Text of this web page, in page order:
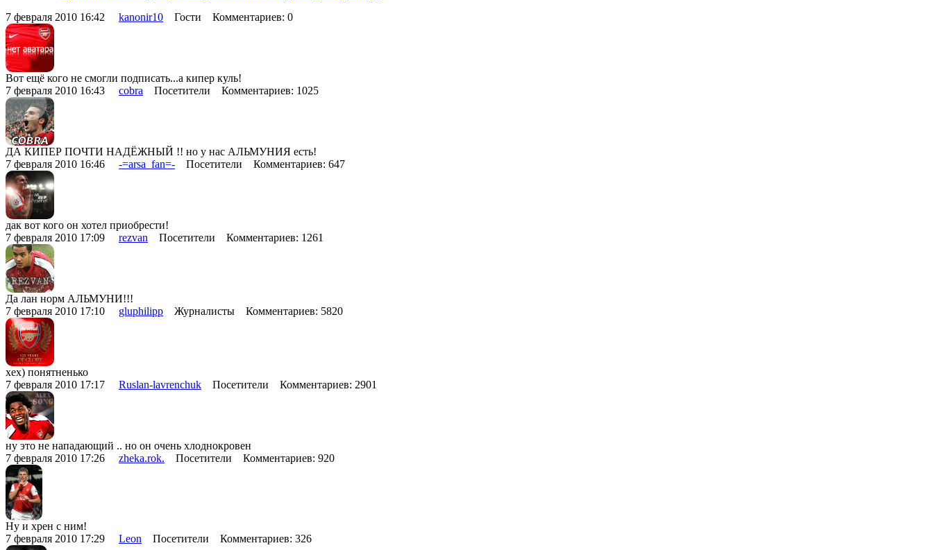
7 февраля 2010 16:42 kanonir10 Гости Комментариев: 0
Вот ещё кого не смогли подписать...а кипер куль!
7 февраля 2010 16:43 cobra Посетители Комментариев: 1025
ДА КИПЕР ПОЧТИ НАДЁЖНЫЙ !! но у нас АЛЬМУНИЯ есть!
7 февраля 2010 16:46 -=arsa_fan=- Посетители Комментариев: 647
дак вот кого он хотел приобрести!
7 февраля 2010 17:09 rezvan Посетители Комментариев: 1261
Да лан норм АЛЬМУНИ!!!
7 февраля 2010 17:10 gluphilipp Журналисты Комментариев: 5820
хех) понятненько
7 февраля 2010 17:17 Ruslan-lavrenchuk Посетители Комментариев: 2901
ну это не нападающий .. но он очень хлоднокровен
7 февраля 2010 17:26 zheka.rok. Посетители Комментариев: 920
Ну и хрен с ним!
7 февраля 2010 17:29 Leon Посетители Комментариев: 326